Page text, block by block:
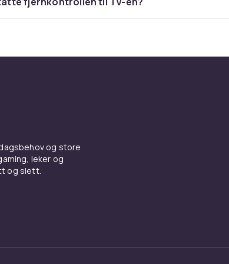
er skapt like. Noen har bakgrunnsbelyste
slitesterke eller har ekstra funksjoner som
og store
leker og
og slett.